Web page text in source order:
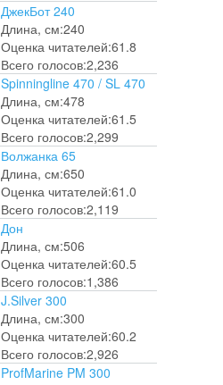
ДжекБот 240
Длина, см:240
Оценка читателей:61.8
Всего голосов:2,236
Spinningline 470 / SL 470
Длина, см:478
Оценка читателей:61.5
Всего голосов:2,299
Волжанка 65
Длина, см:650
Оценка читателей:61.0
Всего голосов:2,119
Дон
Длина, см:506
Оценка читателей:60.5
Всего голосов:1,386
J.Silver 300
Длина, см:300
Оценка читателей:60.2
Всего голосов:2,926
ProfMarine PM 300